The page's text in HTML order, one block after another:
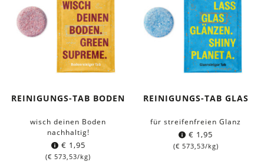
REINIGUNGS-TAB BODEN
wisch deinen Boden
nachhaltig!
€ 1,95
(€ 573,53/kg)
REINIGUNGS-TAB GLAS
für streifenfreien Glanz
€ 1,95
(€ 573,53/kg)